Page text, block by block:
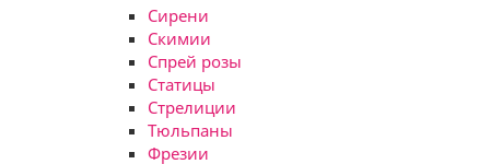
Сирени
Скимии
Спрей розы
Статицы
Стрелиции
Тюльпаны
Фрезии